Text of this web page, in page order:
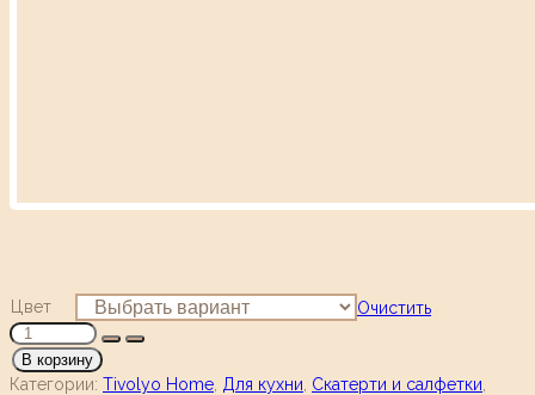
Цвет Очистить
В корзину
Категории: Tivolyo Home Для кухни Скатерти и салфетки